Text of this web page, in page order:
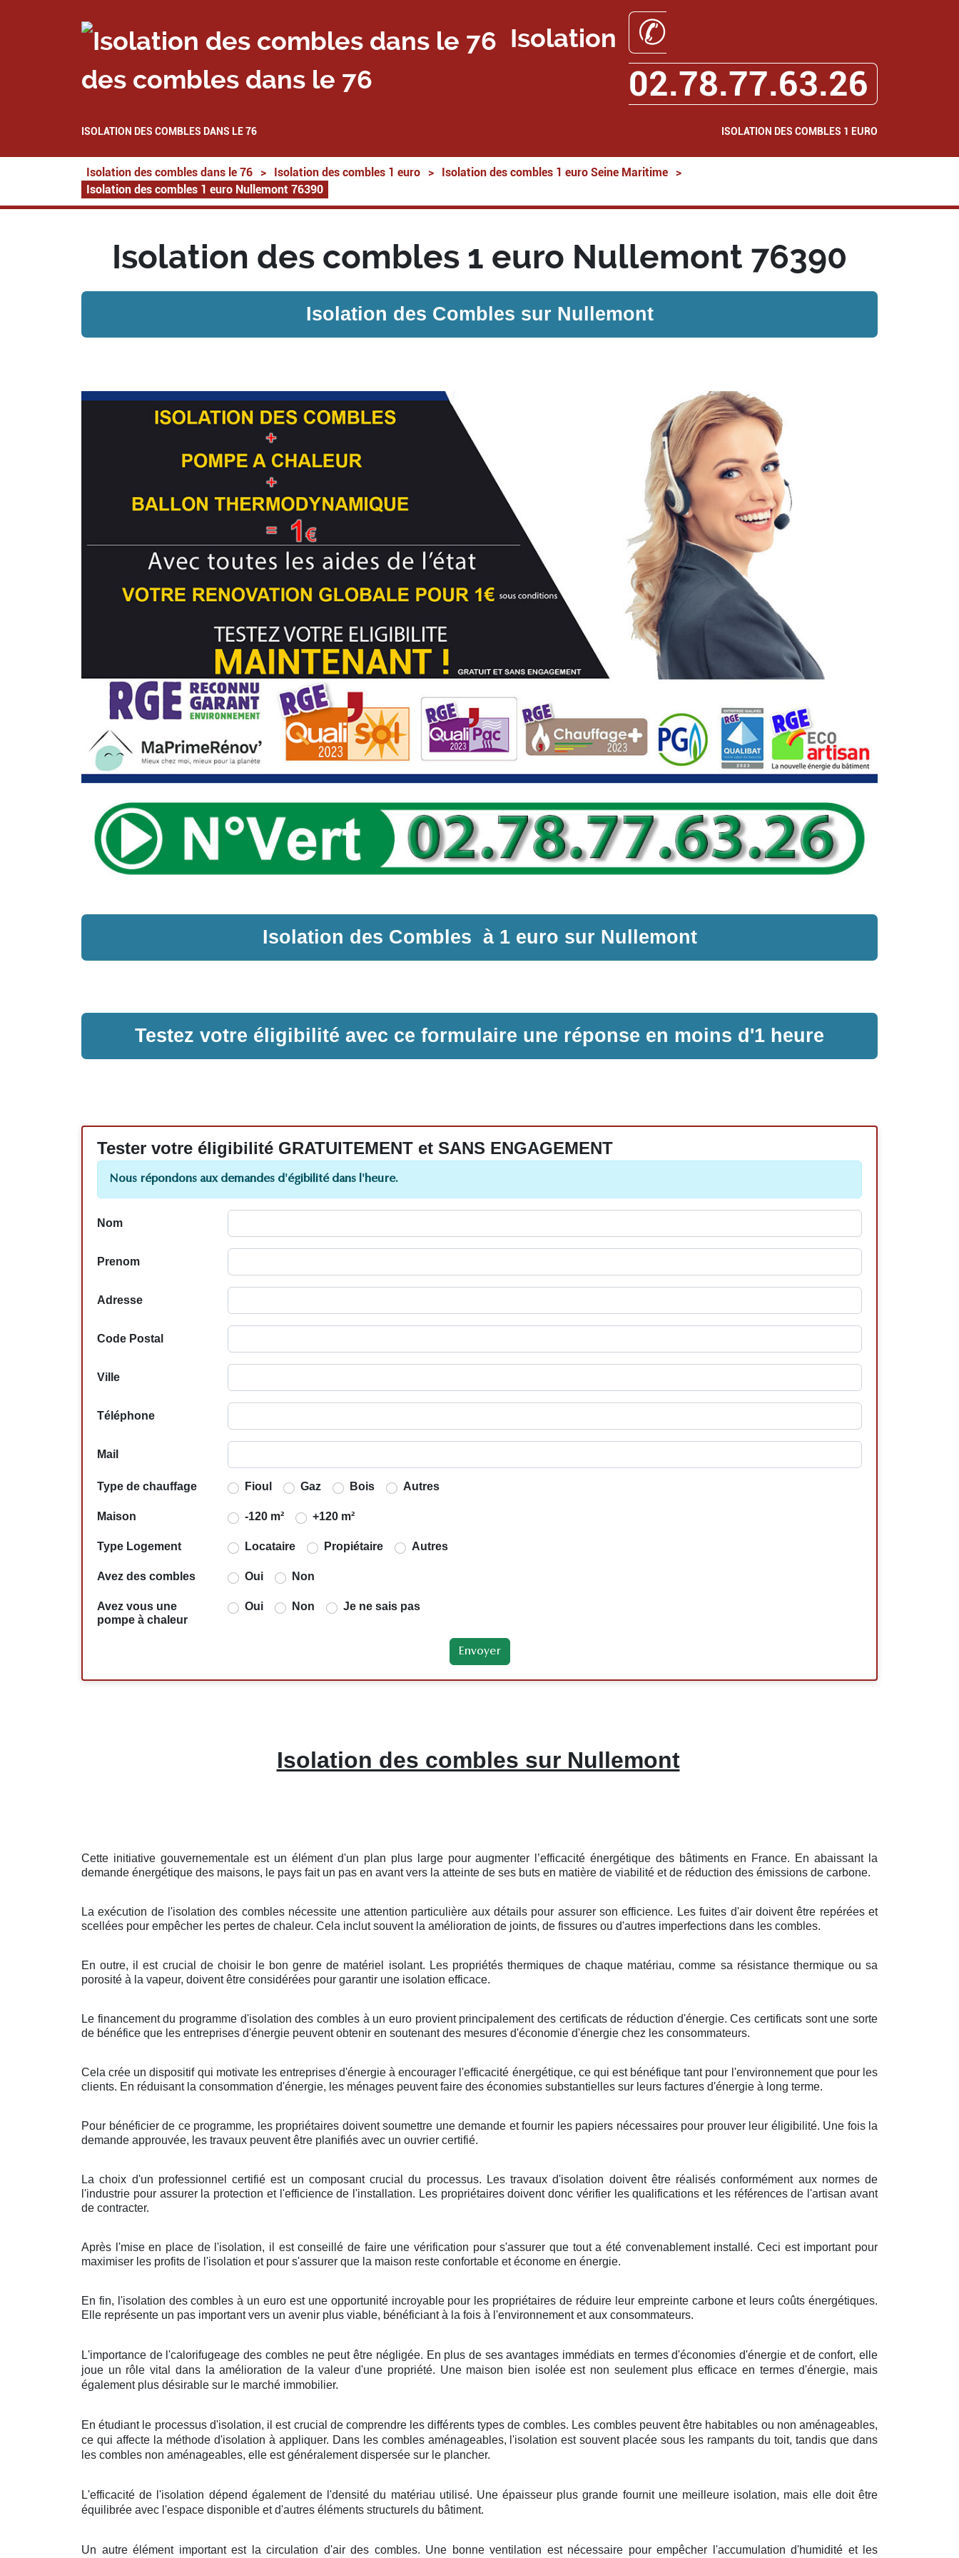
Isolation
des combles dans le 76
✆
02.78.77.63.26
ISOLATION DES COMBLES DANS LE 76 ISOLATION DES COMBLES 1 EURO
Isolation des combles dans le 76 > Isolation des combles 1 euro > Isolation des combles 1 euro Seine Maritime
>
Isolation des combles 1 euro Nullemont 76390
Isolation des combles 1 euro Nullemont 76390
Isolation des Combles sur Nullemont
Isolation des Combles à 1 euro sur Nullemont
Testez votre éligibilité avec ce formulaire une réponse en moins d'1 heure
Tester votre éligibilité GRATUITEMENT et SANS ENGAGEMENT
Nous répondons aux demandes d'égibilité dans l'heure.
Nom
Prenom
Adresse
Code Postal
Ville
Téléphone
Mail
Type de chauffage Fioul Gaz Bois Autres
Maison -120 m² +120 m²
Type Logement Locataire Propiétaire Autres
Avez des combles Oui Non
Avez vous une
pompe à chaleur
Oui Non Je ne sais pas
Isolation des combles sur Nullemont
Cette initiative gouvernementale est un élément d'un plan plus large pour augmenter l’efficacité énergétique des bâtiments en France. En abaissant la
demande énergétique des maisons, le pays fait un pas en avant vers la atteinte de ses buts en matière de viabilité et de réduction des émissions de carbone.
La exécution de l'isolation des combles nécessite une attention particulière aux détails pour assurer son efficience. Les fuites d'air doivent être repérées et
scellées pour empêcher les pertes de chaleur. Cela inclut souvent la amélioration de joints, de fissures ou d'autres imperfections dans les combles.
En outre, il est crucial de choisir le bon genre de matériel isolant. Les propriétés thermiques de chaque matériau, comme sa résistance thermique ou sa
porosité à la vapeur, doivent être considérées pour garantir une isolation efficace.
Le financement du programme d'isolation des combles à un euro provient principalement des certificats de réduction d'énergie. Ces certificats sont une sorte
de bénéfice que les entreprises d'énergie peuvent obtenir en soutenant des mesures d'économie d'énergie chez les consommateurs.
Cela crée un dispositif qui motivate les entreprises d'énergie à encourager l'efficacité énergétique, ce qui est bénéfique tant pour l'environnement que pour les
clients. En réduisant la consommation d'énergie, les ménages peuvent faire des économies substantielles sur leurs factures d'énergie à long terme.
Pour bénéficier de ce programme, les propriétaires doivent soumettre une demande et fournir les papiers nécessaires pour prouver leur éligibilité. Une fois la
demande approuvée, les travaux peuvent être planifiés avec un ouvrier certifié.
La choix d'un professionnel certifié est un composant crucial du processus. Les travaux d'isolation doivent être réalisés conformément aux normes de
l'industrie pour assurer la protection et l'efficience de l'installation. Les propriétaires doivent donc vérifier les qualifications et les références de l'artisan avant
de contracter.
Après l'mise en place de l'isolation, il est conseillé de faire une vérification pour s'assurer que tout a été convenablement installé. Ceci est important pour
maximiser les profits de l'isolation et pour s'assurer que la maison reste confortable et économe en énergie.
En fin, l'isolation des combles à un euro est une opportunité incroyable pour les propriétaires de réduire leur empreinte carbone et leurs coûts énergétiques.
Elle représente un pas important vers un avenir plus viable, bénéficiant à la fois à l'environnement et aux consommateurs.
L'importance de l'calorifugeage des combles ne peut être négligée. En plus de ses avantages immédiats en termes d'économies d'énergie et de confort, elle
joue un rôle vital dans la amélioration de la valeur d'une propriété. Une maison bien isolée est non seulement plus efficace en termes d'énergie, mais
également plus désirable sur le marché immobilier.
En étudiant le processus d'isolation, il est crucial de comprendre les différents types de combles. Les combles peuvent être habitables ou non aménageables,
ce qui affecte la méthode d'isolation à appliquer. Dans les combles aménageables, l'isolation est souvent placée sous les rampants du toit, tandis que dans
les combles non aménageables, elle est généralement dispersée sur le plancher.
L'efficacité de l'isolation dépend également de l'densité du matériau utilisé. Une épaisseur plus grande fournit une meilleure isolation, mais elle doit être
équilibrée avec l'espace disponible et d'autres éléments structurels du bâtiment.
Un autre élément important est la circulation d'air des combles. Une bonne ventilation est nécessaire pour empêcher l'accumulation d'humidité et les